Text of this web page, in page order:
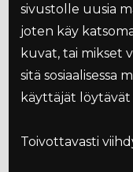
sivustolle uusia
joten käy
kuvat, tai mikset
sitä sosiaalisessa
käyttäjät löytävät
Toivottavasti